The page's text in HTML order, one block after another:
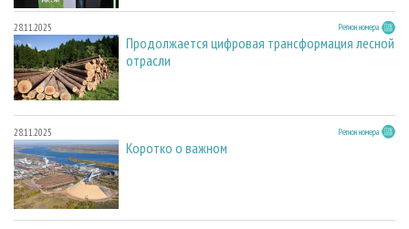
28.11.2025 Регион номера
Продолжается цифровая трансформация лесной
отрасли
28.11.2025 Регион номера
Коротко о важном